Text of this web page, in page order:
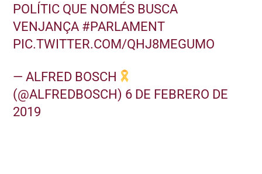
POLÍTIC QUE NOMÉS BUSCA
VENJANÇA #PARLAMENT
PIC.TWITTER.COM/QHJ8MEGUMO
— ALFRED BOSCH
(@ALFREDBOSCH) 6 DE FEBRERO DE
2019